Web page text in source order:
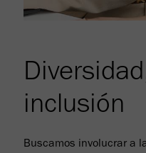
inclusión
Buscamos involucrar a